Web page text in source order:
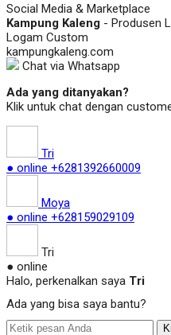
Social Media & Marketplace
Kampung Kaleng - Produsen
Logam Custom
kampungkaleng.com
Chat via Whatsapp
Ada yang ditanyakan?
Klik untuk chat dengan
Tri
● online +6281392660009
Moya
● online +628159029109
Tri
● online
Halo, perkenalkan saya Tri
Ada yang bisa saya bantu?